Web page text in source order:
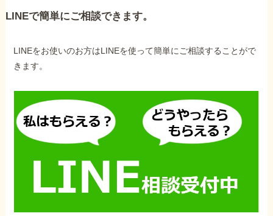
LINEで簡単にご相談できます。
LINEをお使いのお方はLINEを使って簡単にご相談することがで
きます。